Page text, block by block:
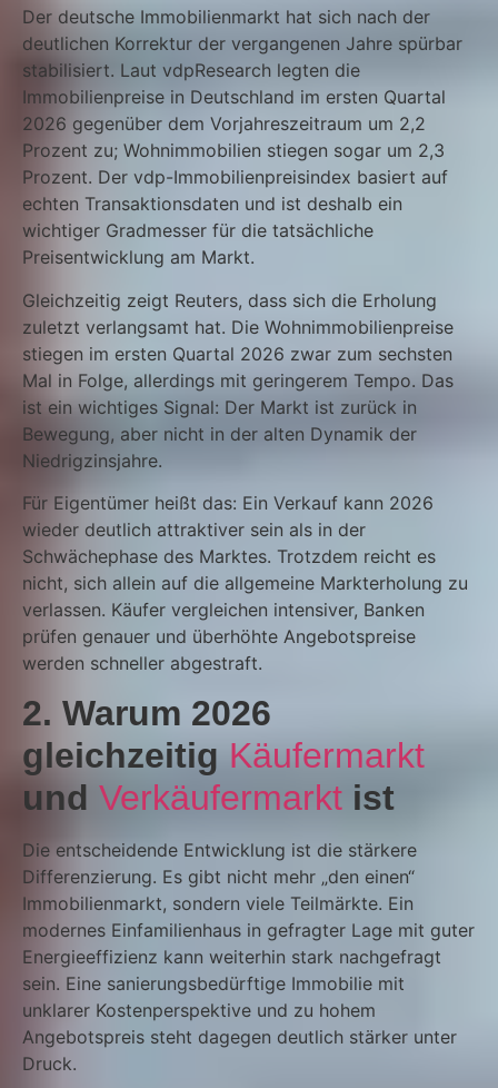
Der deutsche Immobilienmarkt hat sich nach der
deutlichen Korrektur der vergangenen Jahre spürbar
stabilisiert. Laut vdpResearch legten die
Immobilienpreise in Deutschland im ersten Quartal
2026 gegenüber dem Vorjahreszeitraum um 2,2
Prozent zu; Wohnimmobilien stiegen sogar um 2,3
Prozent. Der vdp-Immobilienpreisindex basiert auf
echten Transaktionsdaten und ist deshalb ein
wichtiger Gradmesser für die tatsächliche
Preisentwicklung am Markt.
Gleichzeitig zeigt Reuters, dass sich die Erholung
zuletzt verlangsamt hat. Die Wohnimmobilienpreise
stiegen im ersten Quartal 2026 zwar zum sechsten
Mal in Folge, allerdings mit geringerem Tempo. Das
ist ein wichtiges Signal: Der Markt ist zurück in
Bewegung, aber nicht in der alten Dynamik der
Niedrigzinsjahre.
Für Eigentümer heißt das: Ein Verkauf kann 2026
wieder deutlich attraktiver sein als in der
Schwächephase des Marktes. Trotzdem reicht es
nicht, sich allein auf die allgemeine Markterholung zu
verlassen. Käufer vergleichen intensiver, Banken
prüfen genauer und überhöhte Angebotspreise
werden schneller abgestraft.
2. Warum 2026
gleichzeitig Käufermarkt
und Verkäufermarkt ist
Die entscheidende Entwicklung ist die stärkere
Differenzierung. Es gibt nicht mehr „den einen“
Immobilienmarkt, sondern viele Teilmärkte. Ein
modernes Einfamilienhaus in gefragter Lage mit guter
Energieeffizienz kann weiterhin stark nachgefragt
sein. Eine sanierungsbedürftige Immobilie mit
unklarer Kostenperspektive und zu hohem
Angebotspreis steht dagegen deutlich stärker unter
Druck.